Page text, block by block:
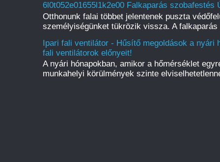
6l0t052e01655l1k2e00 Falkaparás
Otthonunk falai többet jelentenek puszta
személyiségünket tükrözik vissza. A
Ipari fali ventilátor - Hűsítő megoldások a nyári
fali ventilátorok előnyeit!
A nyári hónapokban, amikor a hőmérséklet
munkahelyi körülmények szinte